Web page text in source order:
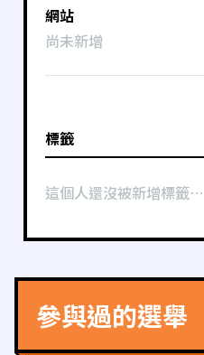
網站
尚未新增
標籤
這個人還沒被新增標籤⋯
參與過的選舉